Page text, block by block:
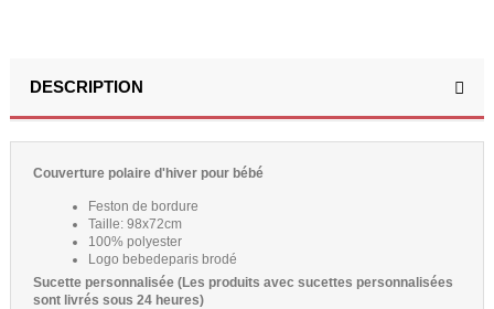
DESCRIPTION
Couverture polaire d'hiver pour bébé
Feston de bordure
Taille: 98x72cm
100% polyester
Logo bebedeparis brodé
Sucette personnalisée (Les produits avec sucettes personnalisées
sont livrés sous 24 heures)